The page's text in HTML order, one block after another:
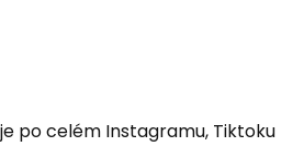
po celém Instagramu, Tiktoku